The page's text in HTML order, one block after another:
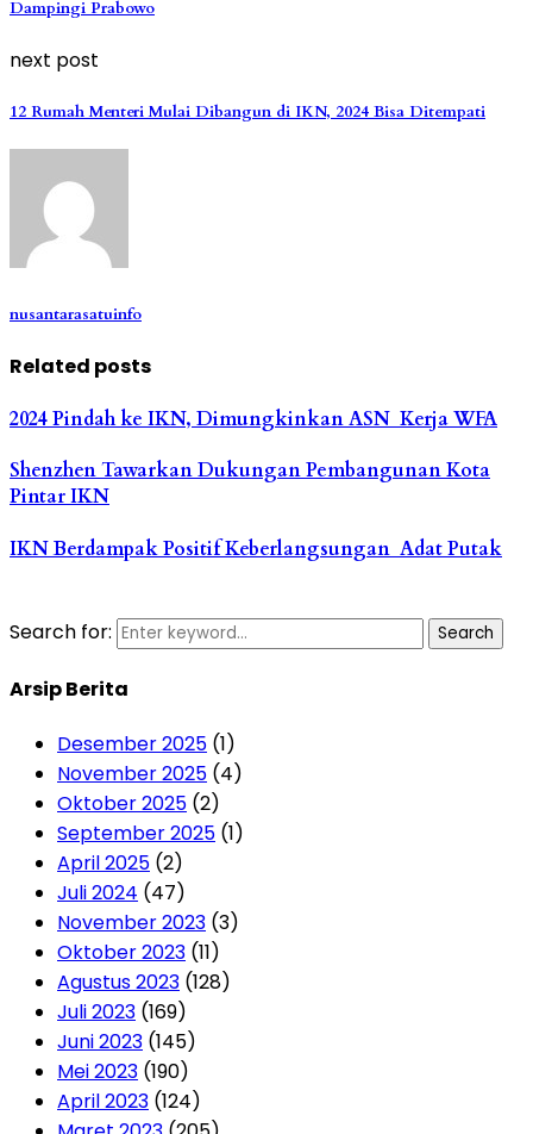
Dampingi Prabowo
next post
12 Rumah Menteri Mulai Dibangun di IKN, 2024 Bisa Ditempati
nusantarasatuinfo
Related posts
2024 Pindah ke IKN, Dimungkinkan ASN Kerja WFA
Shenzhen Tawarkan Dukungan Pembangunan Kota
Pintar IKN
IKN Berdampak Positif Keberlangsungan Adat Putak
Search for: Search
Arsip Berita
Desember 2025 (1)
November 2025 (4)
Oktober 2025 (2)
September 2025 (1)
April 2025 (2)
Juli 2024 (47)
November 2023 (3)
Oktober 2023 (11)
Agustus 2023 (128)
Juli 2023 (169)
Juni 2023 (145)
Mei 2023 (190)
April 2023 (124)